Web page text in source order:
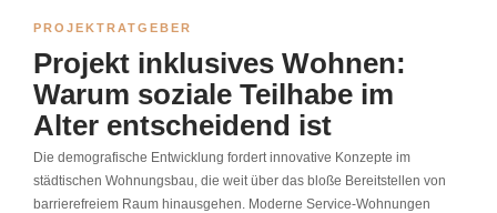
PROJEKTRATGEBER
Projekt inklusives Wohnen:
Warum soziale Teilhabe im
Alter entscheidend ist
Die demografische Entwicklung fordert innovative Konzepte im
städtischen Wohnungsbau, die weit über das bloße Bereitstellen von
barrierefreiem Raum hinausgehen. Moderne Service-Wohnungen